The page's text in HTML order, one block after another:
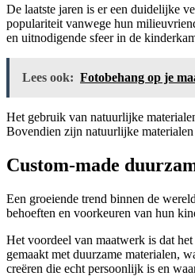
De laatste jaren is er een duidelijke
populariteit vanwege hun
en uitnodigende sfeer in de
Lees ook: Fotobehang op je
Het gebruik van natuurlijke
Bovendien zijn natuurlijke
Custom-made
Een groeiende trend binnen de
behoeften en voorkeuren van hun
Het voordeel van maatwerk is dat
gemaakt met duurzame materialen,
creëren die echt persoonlijk is en